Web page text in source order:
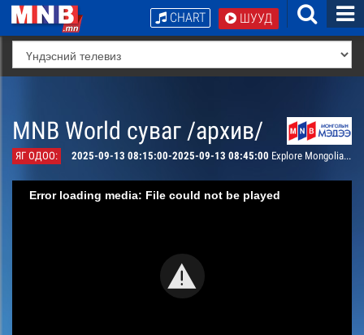
ШУУД
CHART
MNB World суваг /архив/
ЯГ ОДОО: 2025-09-13 08:15:00-2025-09-13 08:45:00 Explore Mongolia: Gobi #3
Error loading media: File could not be played